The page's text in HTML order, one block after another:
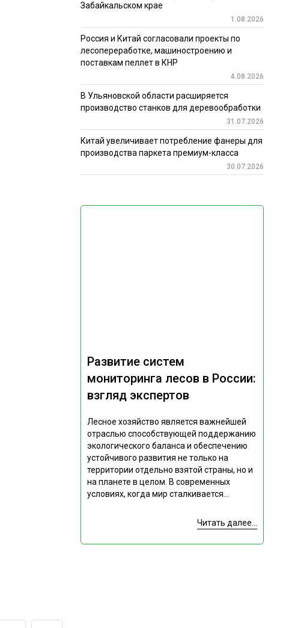
Развитие систем
мониторинга лесов в России:
взгляд экспертов
Лесное хозяйство является важнейшей
отраслью способствующей поддержанию
экологического баланса и обеспечению
устойчивого развития не только на
территории отдельно взятой страны, но и
на планете в целом. В современных
условиях, когда мир сталкивается...
Читать далее...
Забайкальском крае
1.08.2026
Россия и Китай согласовали проекты по
лесопереработке, машиностроению и
поставкам пеллет в КНР
4.08.2026
В Ульяновской области расширяется
производство станков для деревообработки
31.07.2026
Китай увеличивает потребление фанеры для
производства паркета премиум-класса
30.07.2026